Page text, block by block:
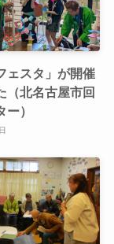
ェスタ」が開催
（北名古屋市回
）